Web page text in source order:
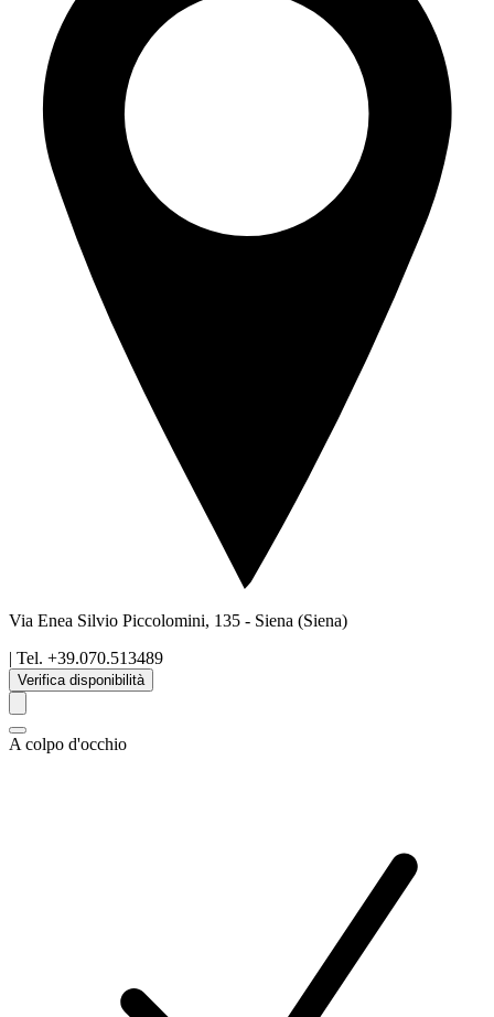
Via Enea Silvio Piccolomini, 135 - Siena (Siena)
| Tel. +39.070.513489
Verifica disponibilità
A colpo d'occhio